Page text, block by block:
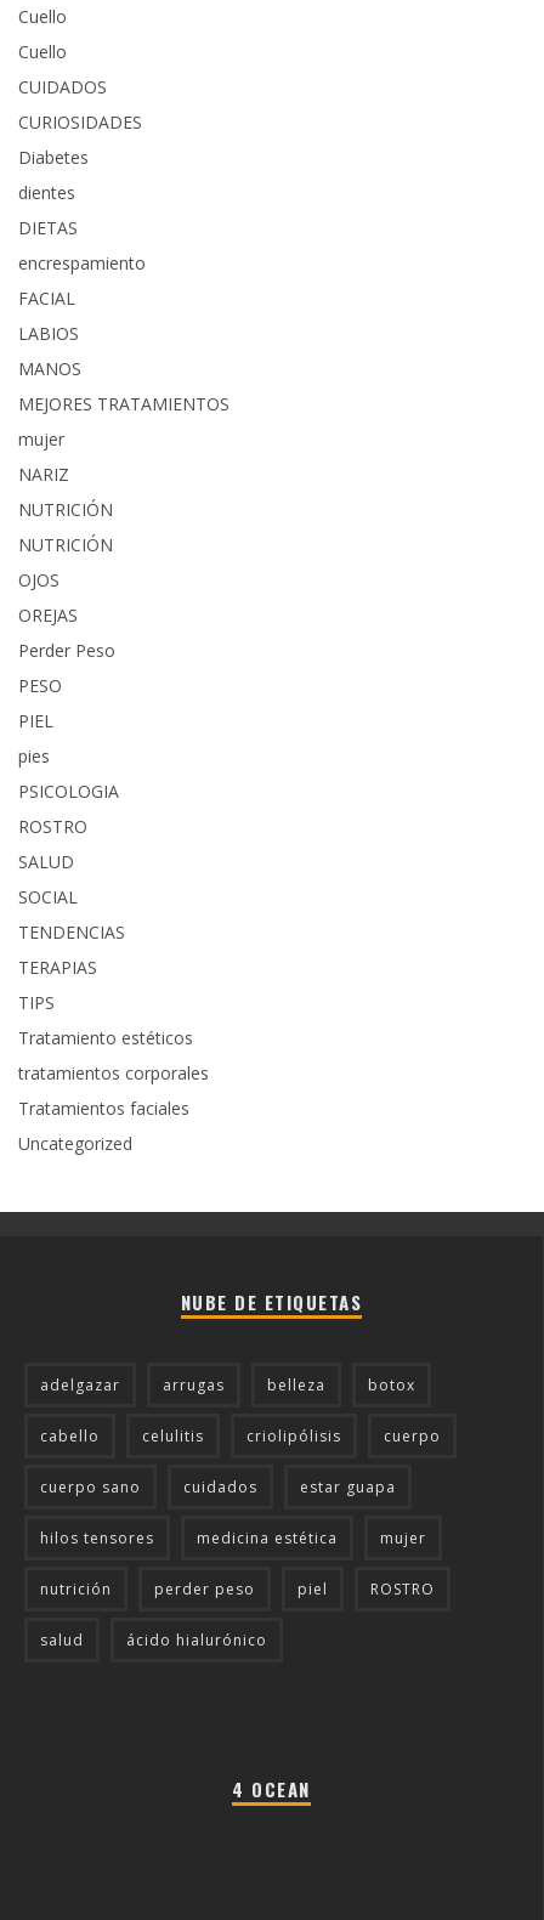
Cuello
Cuello
CUIDADOS
CURIOSIDADES
Diabetes
dientes
DIETAS
encrespamiento
FACIAL
LABIOS
MANOS
MEJORES TRATAMIENTOS
mujer
NARIZ
NUTRICIÓN
NUTRICIÓN
OJOS
OREJAS
Perder Peso
PESO
PIEL
pies
PSICOLOGIA
ROSTRO
SALUD
SOCIAL
TENDENCIAS
TERAPIAS
TIPS
Tratamiento estéticos
tratamientos corporales
Tratamientos faciales
Uncategorized
NUBE DE ETIQUETAS
adelgazar arrugas belleza botox
cabello celulitis criolipólisis cuerpo
cuerpo sano cuidados estar guapa
hilos tensores medicina estética mujer
nutrición perder peso piel ROSTRO
salud ácido hialurónico
4 OCEAN